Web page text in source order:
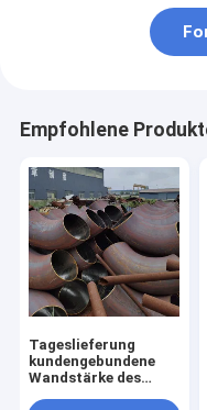
Empfohlene
Tageslieferung
kundengebundene
Wandstärke des